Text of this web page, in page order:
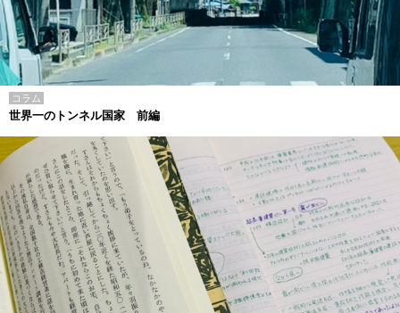
コラム
世界一のトンネル国家 前編